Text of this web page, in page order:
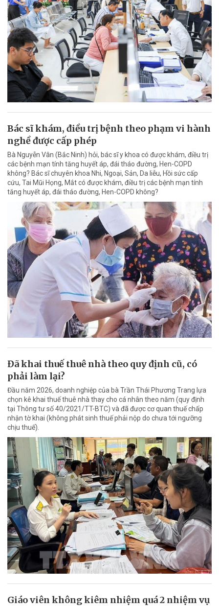
Bác sĩ khám, điều trị bệnh theo phạm vi hành
nghề được cấp phép
Bà Nguyễn Vân (Bắc Ninh) hỏi, bác sĩ y khoa có được khám, điều trị
các bệnh mạn tính tăng huyết áp, đái tháo đường, Hen-COPD
không? Bác sĩ chuyên khoa Nhi, Ngoại, Sản, Da liễu, Hồi sức cấp
cứu, Tai Mũi Họng, Mắt có được khám, điều trị các bệnh mạn tính
tăng huyết áp, đái tháo đường, Hen-COPD không?
Đã khai thuế thuê nhà theo quy định cũ, có
phải làm lại?
Đầu năm 2026, doanh nghiệp của bà Trần Thái Phương Trang lựa
chọn kê khai thuế thuê nhà thay cho cá nhân theo năm (quy định
tại Thông tư số 40/2021/TT-BTC) và đã được cơ quan thuế chấp
nhận tờ khai (không phát sinh thuế phải nộp do chưa tới ngưỡng
chịu thuế).
Giáo viên không kiêm nhiệm quá 2 nhiệm vụ